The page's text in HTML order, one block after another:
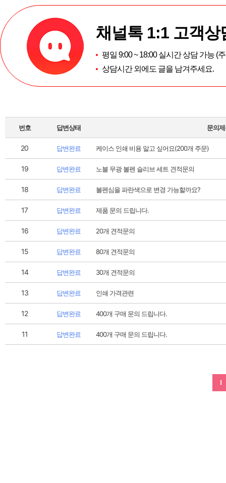
채널톡 1:1 고객상
평일 9:00 ~ 18:00 실시간 상담 가능 (
상담시간 외에도 글을 남겨주세요.
번호 답변상태 문의
20 답변완료 케이스 인쇄 비용 알고 싶어요(200개 주문)
19 답변완료 노블 무광 볼펜 슬리브 세트 견적문의
18 답변완료 볼펜심을 파란색으로 변경 가능할까요?
17 답변완료 제품 문의 드립니다.
16 답변완료 20개 견적문의
15 답변완료 80개 견적문의
14 답변완료 30개 견적문의
13 답변완료 인쇄 가격관련
12 답변완료 400개 구매 문의 드립니다.
11 답변완료 400개 구매 문의 드립니다.
1